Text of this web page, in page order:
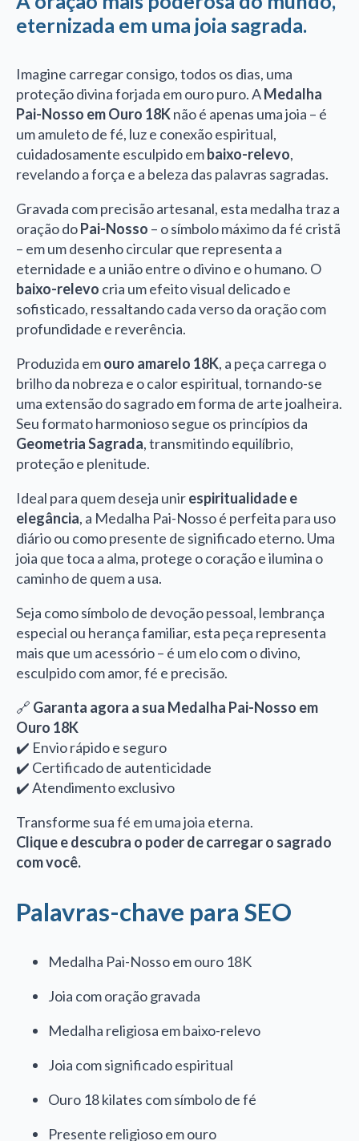
eternizada em uma joia sagrada.
Imagine carregar consigo, todos os dias, uma
proteção divina forjada em ouro puro. AMedalha
Pai-Nosso em Ouro 18Knão é apenas uma joia – é
um amuleto de fé, luz e conexão espiritual,
cuidadosamente esculpido embaixo-relevo,
revelando a força e a beleza das palavras sagradas.
Gravada com precisão artesanal, esta medalha traz a
oração doPai-Nosso – o símbolo máximo da fé cristã
– em um desenho circular que representa a
eternidade e a união entre o divino e o humano. O
baixo-relevo cria um efeito visual delicado e
sofisticado, ressaltando cada verso da oração com
profundidade e reverência.
Produzida emouro amarelo 18K, a peça carrega o
brilho da nobreza e o calor espiritual, tornando-se
uma extensão do sagrado em forma de arte joalheira.
Seu formato harmonioso segue os princípios da
Geometria Sagrada, transmitindo equilíbrio,
proteção e plenitude.
Ideal para quem deseja unirespiritualidade e
elegância, a Medalha Pai-Nosso é perfeita para uso
diário ou como presente de significado eterno. Uma
joia que toca a alma, protege o coração e ilumina o
caminho de quem a usa.
Seja como símbolo de devoção pessoal, lembrança
especial ou herança familiar, esta peça representa
mais que um acessório – é um elo com o divino,
esculpido com amor, fé e precisão.
🔗 Garanta agora a sua Medalha Pai-Nosso em
Ouro 18K
✔️ Envio rápido e seguro
✔️ Certificado de autenticidade
✔️ Atendimento exclusivo
Transforme sua fé em uma joia eterna.
Clique e descubra o poder de carregar o sagrado
com você.
Palavras-chave para SEO
Medalha Pai-Nosso em ouro 18K
Joia com oração gravada
Medalha religiosa em baixo-relevo
Joia com significado espiritual
Ouro 18 kilates com símbolo de fé
Presente religioso em ouro